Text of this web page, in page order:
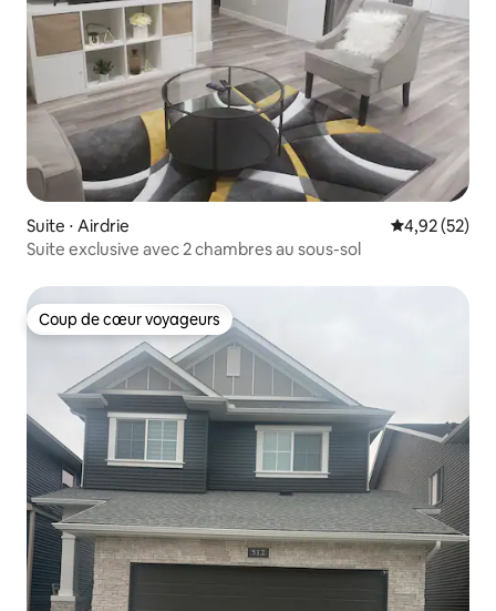
Suite ⋅ Airdrie Évaluation
4,92 (52)
Suite exclusive avec 2 chambres au sous-sol
Coup de cœur voyageurs
Coup de cœur voyageurs